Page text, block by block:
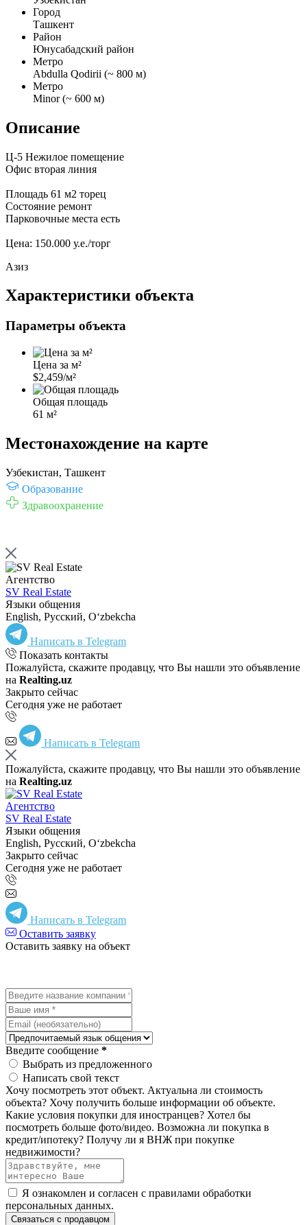
Город
Ташкент
Район
Юнусабадский район
Метро
Abdulla Qodirii (~ 800 м)
Метро
Minor (~ 600 м)
Описание
Ц-5 Нежилое помещение
Офис вторая линия
Площадь 61 м2 торец
Состояние ремонт
Парковочные места есть
Цена: 150.000 у.е./торг
Азиз
Характеристики объекта
Параметры объекта
Цена за м²
$2,459/м²
Общая площадь
61 м²
Местонахождение на карте
Узбекистан, Ташкент
Образование
Здравоохранение
Агентство
SV Real Estate
Языки общения
English, Русский, Oʻzbekcha
Написать в Telegram
Показать контакты
Пожалуйста, скажите продавцу, что Вы нашли это объявление
на Realting.uz
Закрыто сейчас
Сегодня уже не работает
Написать в Telegram
Пожалуйста, скажите продавцу, что Вы нашли это объявление
на Realting.uz
Агентство
SV Real Estate
Языки общения
English, Русский, Oʻzbekcha
Закрыто сейчас
Сегодня уже не работает
Написать в Telegram
Оставить заявку
Оставить заявку на объект
Введите сообщение *
Выбрать из предложенного
Написать свой текст
Хочу посмотреть этот объект. Актуальна ли стоимость
объекта? Хочу получить больше информации об объекте.
Какие условия покупки для иностранцев? Хотел бы
посмотреть больше фото/видео. Возможна ли покупка в
кредит/ипотеку? Получу ли я ВНЖ при покупке
недвижимости?
Я ознакомлен и согласен с правилами обработки
персональных данных.
Связаться с продавцом